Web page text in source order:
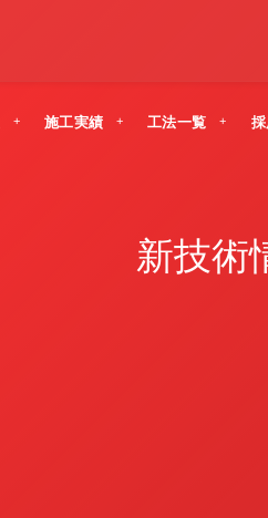
施工実績 工法一覧
新技術